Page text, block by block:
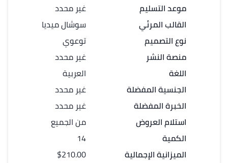
موعد التسليم
القالب المرئي
نوع التصميم
منصة النشر
اللغة
الجنسية المفضلة
الخبرة المفضلة
استلام العروض
الكمية
الميزانية الإجمالية
غير محدد
سوشال ميديا
توعوي
غير محدد
العربية
غير محدد
غير محدد
من الجميع
14
$210.00